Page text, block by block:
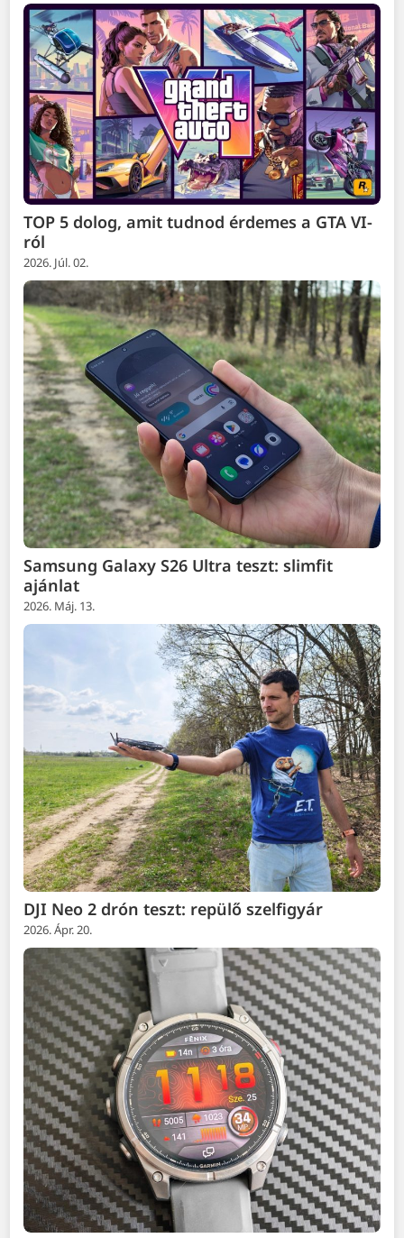
TOP 5 dolog, amit tudnod érdemes a GTA VI-
ról
2026. Júl. 02.
Samsung Galaxy S26 Ultra teszt: slimfit
ajánlat
2026. Máj. 13.
DJI Neo 2 drón teszt: repülő szelfigyár
2026. Ápr. 20.